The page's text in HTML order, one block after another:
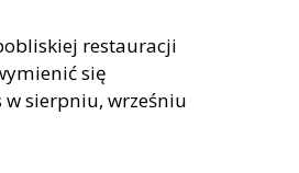
restauracji
się
sierpniu, wrześniu